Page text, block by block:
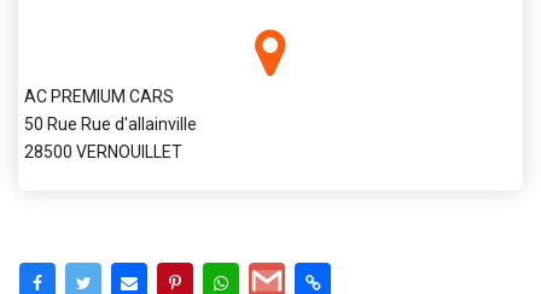
AC PREMIUM CARS
50 Rue Rue d'allainville
28500 VERNOUILLET